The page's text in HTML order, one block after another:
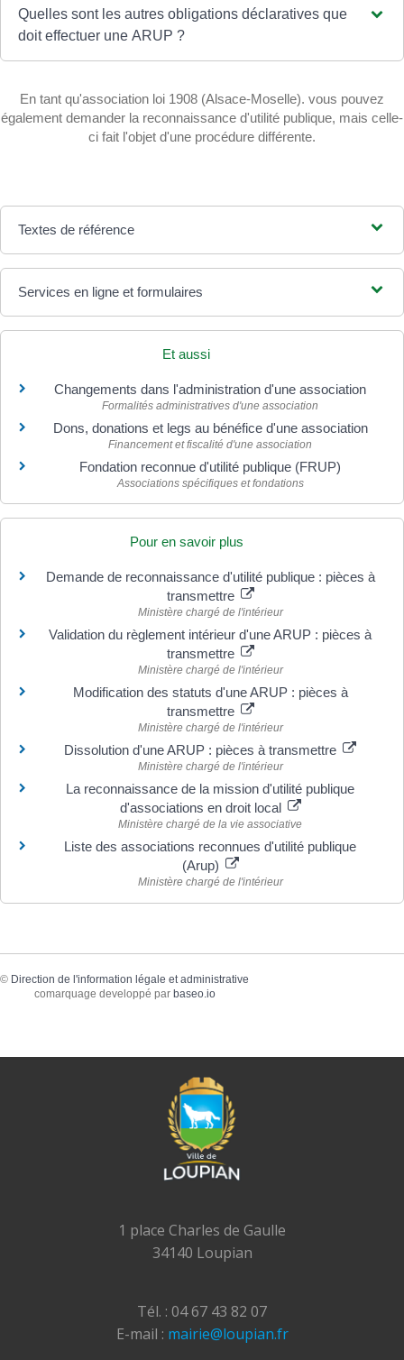
Quelles sont les autres obligations déclaratives que
doit effectuer une ARUP ?
En tant qu'association loi 1908 (Alsace-Moselle). vous pouvez
également demander la reconnaissance d'utilité publique, mais celle-
ci fait l'objet d'une procédure différente.
Textes de référence
Services en ligne et formulaires
Et aussi
Changements dans l'administration d'une association
Formalités administratives d'une association
Dons, donations et legs au bénéfice d'une association
Financement et fiscalité d'une association
Fondation reconnue d'utilité publique (FRUP)
Associations spécifiques et fondations
Pour en savoir plus
Demande de reconnaissance d'utilité publique : pièces à
transmettre
Ministère chargé de l'intérieur
Validation du règlement intérieur d'une ARUP : pièces à
transmettre
Ministère chargé de l'intérieur
Modification des statuts d'une ARUP : pièces à
transmettre
Ministère chargé de l'intérieur
Dissolution d'une ARUP : pièces à transmettre
Ministère chargé de l'intérieur
La reconnaissance de la mission d'utilité publique
d'associations en droit local
Ministère chargé de la vie associative
Liste des associations reconnues d'utilité publique
(Arup)
Ministère chargé de l'intérieur
© Direction de l'information légale et administrative
comarquage developpé par baseo.io
1 place Charles de Gaulle
34140 Loupian
Tél. : 04 67 43 82 07
E-mail : mairie@loupian.fr